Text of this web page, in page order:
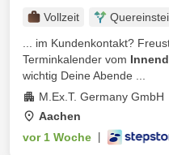
Vollzeit
... im Kundenkontakt?
Terminkalender vom
wichtig Deine Abende ...
M.Ex.T. Germany GmbH
Aachen
vor 1 Woche